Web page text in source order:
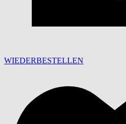
WIEDERBESTELLEN